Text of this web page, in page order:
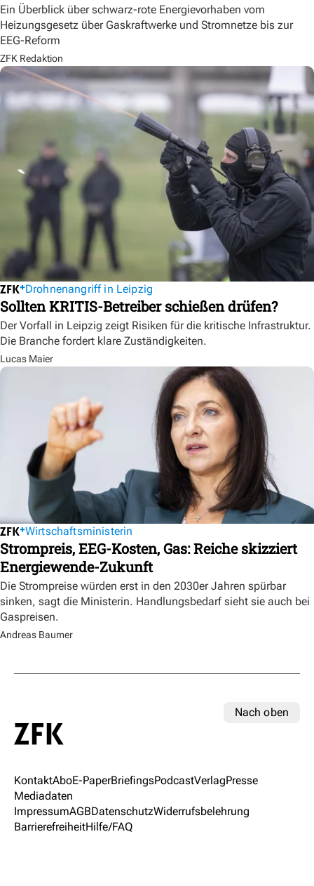
Ein Überblick über schwarz-rote Energievorhaben vom
Heizungsgesetz über Gaskraftwerke und Stromnetze bis zur
EEG-Reform
ZFK Redaktion
Drohnenangriff in Leipzig
Sollten KRITIS-Betreiber schießen drüfen?
Der Vorfall in Leipzig zeigt Risiken für die kritische Infrastruktur.
Die Branche fordert klare Zuständigkeiten.
Lucas Maier
Wirtschaftsministerin
Strompreis, EEG-Kosten, Gas: Reiche skizziert
Energiewende-Zukunft
Die Strompreise würden erst in den 2030er Jahren spürbar
sinken, sagt die Ministerin. Handlungsbedarf sieht sie auch bei
Gaspreisen.
Andreas Baumer
Nach oben
KontaktAboE-PaperBriefingsPodcastVerlagPresse
Mediadaten
ImpressumAGBDatenschutzWiderrufsbelehrung
BarrierefreiheitHilfe/FAQ